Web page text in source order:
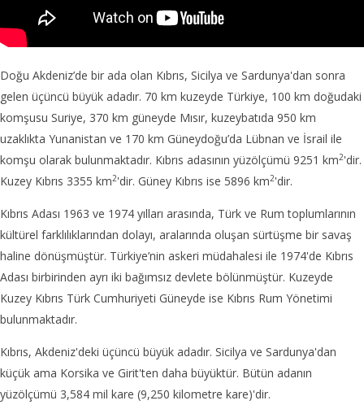
Doğu Akdeniz’de bir ada olan Kıbrıs, Sicilya ve Sardunya'dan sonra
gelen üçüncü büyük adadır. 70 km kuzeyde Türkiye, 100 km doğudaki
komşusu Suriye, 370 km güneyde Mısır, kuzeybatıda 950 km
uzaklıkta Yunanistan ve 170 km Güneydoğu’da Lübnan ve İsrail ile
komşu olarak bulunmaktadır. Kıbrıs adasının yüzölçümü 9251 km2'dir.
Kuzey Kıbrıs 3355 km2'dir. Güney Kıbrıs ise 5896 km2'dir.
Kıbrıs Adası 1963 ve 1974 yılları arasında, Türk ve Rum toplumlarının
kültürel farklılıklarından dolayı, aralarında oluşan sürtüşme bir savaş
haline dönüşmüştür. Türkiye’nin askeri müdahalesi ile 1974'de Kıbrıs
Adası birbirinden ayrı iki bağımsız devlete bölünmüştür. Kuzeyde
Kuzey Kıbrıs Türk Cumhuriyeti Güneyde ise Kıbrıs Rum Yönetimi
bulunmaktadır.
Kıbrıs, Akdeniz'deki üçüncü büyük adadır. Sicilya ve Sardunya'dan
küçük ama Korsika ve Girit'ten daha büyüktür. Bütün adanın
yüzölçümü 3,584 mil kare (9,250 kilometre kare)'dir.